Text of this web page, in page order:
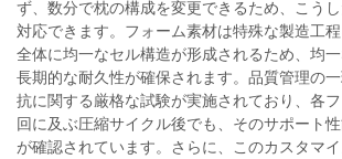
ず、数分で枕の構成を変更できるため、こう
対応できます。フォーム素材は特殊な製造工
全体に均一なセル構造が形成されるため、均
長期的な耐久性が確保されます。品質管理の
抗に関する厳格な試験が実施されており、各
回に及ぶ圧縮サイクル後でも、そのサポート
が確認されています。さらに、このカスタマ